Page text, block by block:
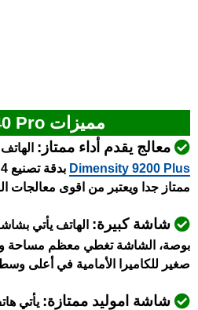
مميزات Vivo V40 Pro
معالج يقدم أداء ممتاز:
Dimensity 9200 Plus
ممتاز جدا ويعتبر من اقوى معالجات الفئة
شاشة كبيرة:
بوصة، الشاشة تغطي معظم مساحة
صغير للكاميرا الأمامية في أعلى
شاشة اموليد ممتازة: